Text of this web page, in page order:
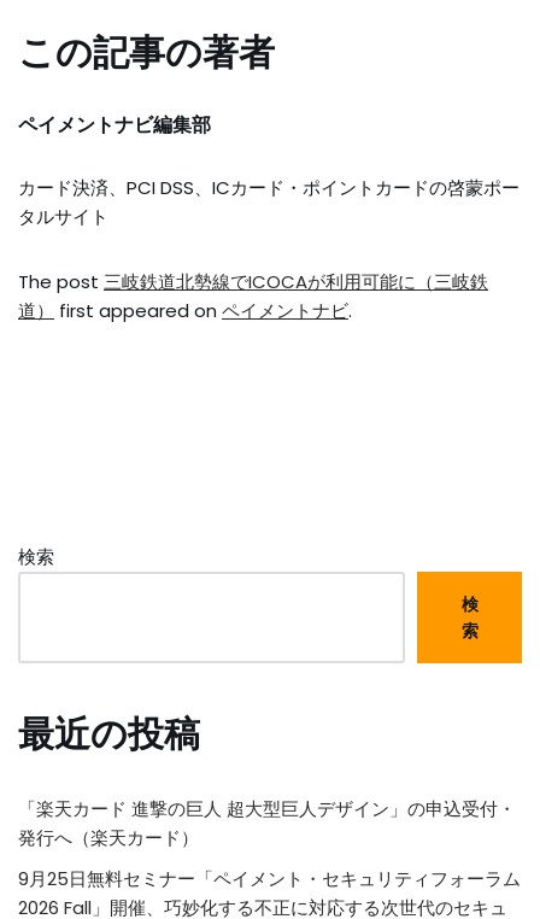
この記事の著者
ペイメントナビ編集部
カード決済、PCI DSS、ICカード・ポイントカードの啓蒙ポー
タルサイト
The post 三岐鉄道北勢線でICOCAが利用可能に（三岐鉄
道）
first appeared on ペイメントナビ.
検索
検
索
最近の投稿
「楽天カード 進撃の巨人 超大型巨人デザイン」の申込受付・
発行へ（楽天カード）
9月25日無料セミナー「ペイメント・セキュリティフォーラム
2026 Fall」開催、巧妙化する不正に対応する次世代のセキュ